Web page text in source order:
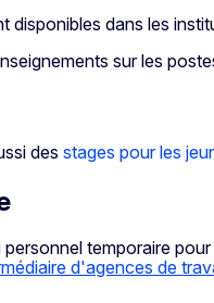
disponibles dans les
sur les
des stages pour les
temporaire
d'agences de